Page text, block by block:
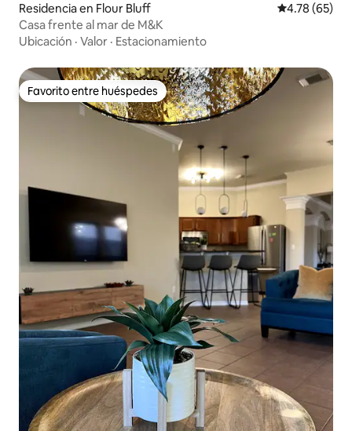
Residencia en Flour Bluff Calificación
4.78 (65)
Casa frente al mar de M&K
Ubicación · Valor · Estacionamiento
Favorito entre huéspedes
Favorito entre huéspedes